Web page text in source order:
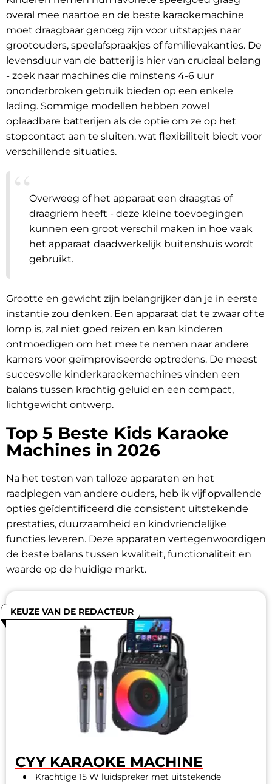
overal mee naartoe en de beste karaokemachine
moet draagbaar genoeg zijn voor uitstapjes naar
grootouders, speelafspraakjes of familievakanties. De
levensduur van de batterij is hier van cruciaal belang
- zoek naar machines die minstens 4-6 uur
ononderbroken gebruik bieden op een enkele
lading. Sommige modellen hebben zowel
oplaadbare batterijen als de optie om ze op het
stopcontact aan te sluiten, wat flexibiliteit biedt voor
verschillende situaties.
Overweeg of het apparaat een draagtas of
draagriem heeft - deze kleine toevoegingen
kunnen een groot verschil maken in hoe vaak
het apparaat daadwerkelijk buitenshuis wordt
gebruikt.
Grootte en gewicht zijn belangrijker dan je in eerste
instantie zou denken. Een apparaat dat te zwaar of te
lomp is, zal niet goed reizen en kan kinderen
ontmoedigen om het mee te nemen naar andere
kamers voor geïmproviseerde optredens. De meest
succesvolle kinderkaraokemachines vinden een
balans tussen krachtig geluid en een compact,
lichtgewicht ontwerp.
Top 5 Beste Kids Karaoke
Machines in 2026
Na het testen van talloze apparaten en het
raadplegen van andere ouders, heb ik vijf opvallende
opties geïdentificeerd die consistent uitstekende
prestaties, duurzaamheid en kindvriendelijke
functies leveren. Deze apparaten vertegenwoordigen
de beste balans tussen kwaliteit, functionaliteit en
waarde op de huidige markt.
KEUZE VAN DE REDACTEUR
CYY KARAOKE MACHINE
Krachtige 15 W luidspreker met uitstekende